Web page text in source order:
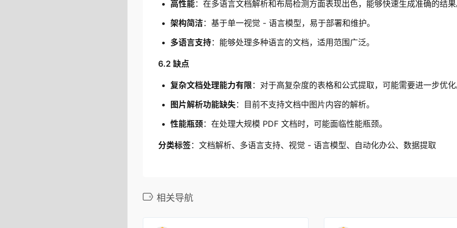
高性能：在多语言文档解析和布局检测方面表现出色，能够快速生成准确的结
架构简洁：基于单一视觉 - 语言模型，易于部署和维护。
多语言支持：能够处理多种语言的文档，适用范围广泛。
6.2 缺点
复杂文档处理能力有限 ：对于高复杂度的表格和公式提取，可能需要进一步优
图片解析功能缺失：目前不支持文档中图片内容的解析。
性能瓶颈：在处理大规模 PDF 文档时，可能面临性能瓶颈。
分类标签：文档解析、多语言支持、视觉 - 语言模型、自动化办公、数据提取
相关导航